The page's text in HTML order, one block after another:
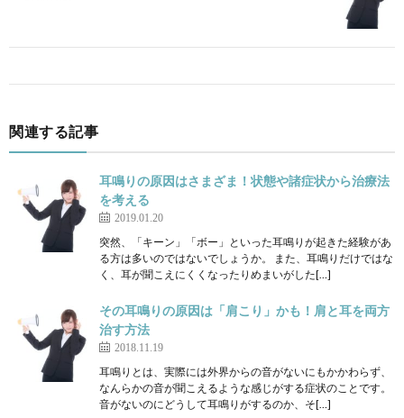
関連する記事
耳鳴りの原因はさまざま！状態や諸症状から治療法
を考える
2019.01.20
突然、「キーン」「ボー」といった耳鳴りが起きた経験があ
る方は多いのではないでしょうか。 また、耳鳴りだけではな
く、耳が聞こえにくくなったりめまいがした[…]
その耳鳴りの原因は「肩こり」かも！肩と耳を両方
治す方法
2018.11.19
耳鳴りとは、実際には外界からの音がないにもかかわらず、
なんらかの音が聞こえるような感じがする症状のことです。
音がないのにどうして耳鳴りがするのか、そ[…]